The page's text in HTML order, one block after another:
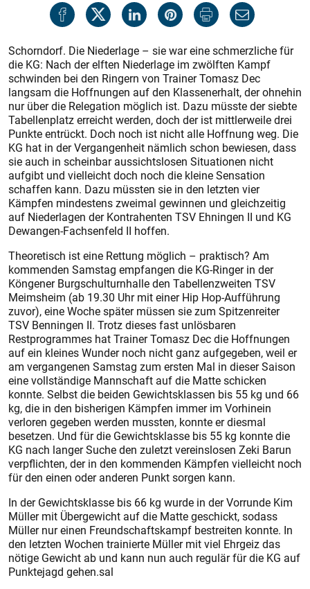
Schorndorf. Die Niederlage – sie war eine schmerzliche für
die KG: Nach der elften Niederlage im zwölften Kampf
schwinden bei den Ringern von Trainer Tomasz Dec
langsam die Hoffnungen auf den Klassenerhalt, der ohnehin
nur über die Relegation möglich ist. Dazu müsste der siebte
Tabellenplatz erreicht werden, doch der ist mittlerweile drei
Punkte entrückt. Doch noch ist nicht alle Hoffnung weg. Die
KG hat in der Vergangenheit nämlich schon bewiesen, dass
sie auch in scheinbar aussichtslosen Situationen nicht
aufgibt und vielleicht doch noch die kleine Sensation
schaffen kann. Dazu müssten sie in den letzten vier
Kämpfen mindestens zweimal gewinnen und gleichzeitig
auf Niederlagen der Kontrahenten TSV Ehningen II und KG
Dewangen-Fachsenfeld II hoffen.
Theoretisch ist eine Rettung möglich – praktisch? Am
kommenden Samstag empfangen die KG-Ringer in der
Köngener Burgschulturnhalle den Tabellenzweiten TSV
Meimsheim (ab 19.30 Uhr mit einer Hip Hop-Aufführung
zuvor), eine Woche später müssen sie zum Spitzenreiter
TSV Benningen II. Trotz dieses fast unlösbaren
Restprogrammes hat Trainer Tomasz Dec die Hoffnungen
auf ein kleines Wunder noch nicht ganz aufgegeben, weil er
am vergangenen Samstag zum ersten Mal in dieser Saison
eine vollständige Mannschaft auf die Matte schicken
konnte. Selbst die beiden Gewichtsklassen bis 55 kg und 66
kg, die in den bisherigen Kämpfen immer im Vorhinein
verloren gegeben werden mussten, konnte er diesmal
besetzen. Und für die Gewichtsklasse bis 55 kg konnte die
KG nach langer Suche den zuletzt vereinslosen Zeki Barun
verpflichten, der in den kommenden Kämpfen vielleicht noch
für den einen oder anderen Punkt sorgen kann.
In der Gewichtsklasse bis 66 kg wurde in der Vorrunde Kim
Müller mit Übergewicht auf die Matte geschickt, sodass
Müller nur einen Freundschaftskampf bestreiten konnte. In
den letzten Wochen trainierte Müller mit viel Ehrgeiz das
nötige Gewicht ab und kann nun auch regulär für die KG auf
Punktejagd gehen.sal